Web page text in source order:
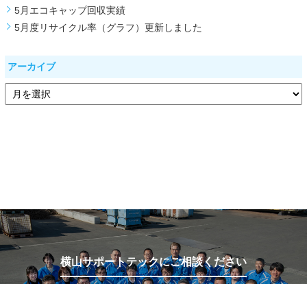
5月エコキャップ回収実績
5月度リサイクル率（グラフ）更新しました
アーカイブ
横山サポートテックにご相談ください